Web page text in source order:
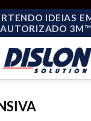
IDEIAS
3M™